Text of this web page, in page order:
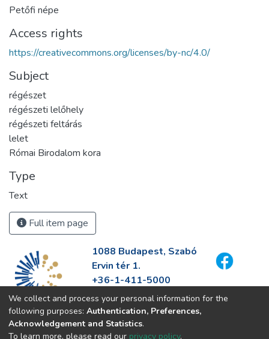
Petőfi népe
Access rights
https://creativecommons.org/licenses/by-nc/4.0/
Subject
régészet
régészeti lelőhely
régészeti feltárás
lelet
Római Birodalom kora
Type
Text
Full item page
1088 Budapest, Szabó
Ervin tér 1.
+36-1-411-5000
info@fszek.hu
https://fszek.hu
We collect and process your personal information for the
following purposes: Authentication, Preferences,
Acknowledgement and Statistics.
To learn more, please read our privacy policy.